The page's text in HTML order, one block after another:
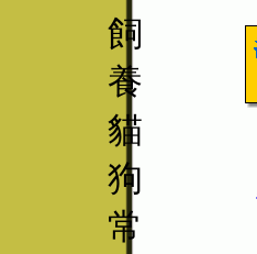
飼
養
貓
狗
常